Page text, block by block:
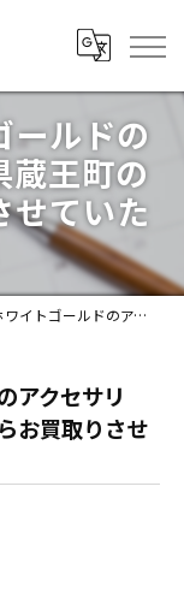
ールドの
蔵王町の
せていた
】を宮城県蔵王町のお客様からお買取りさせていただきました
アクセサリ
お買取りさせ